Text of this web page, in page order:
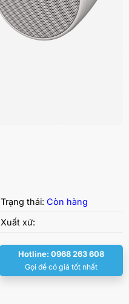
Trạng thái: Còn hàng
Xuất xứ:
Hotline: 0968 263 608
Gọi để có giá tốt nhất